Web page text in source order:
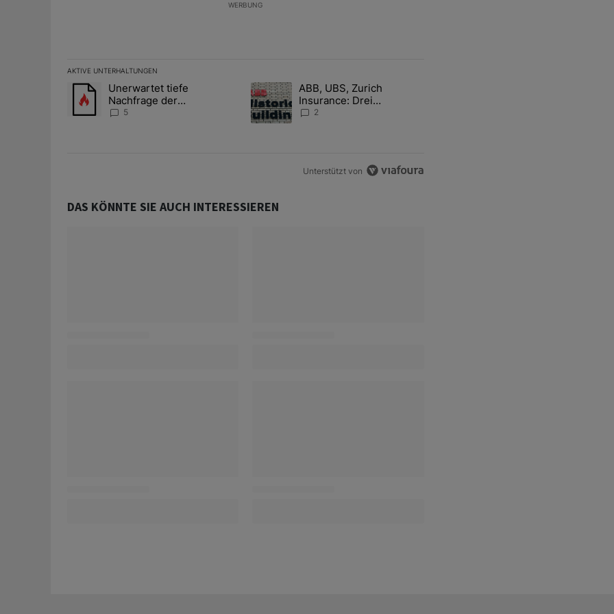
WERBUNG
AKTIVE UNTERHALTUNGEN
Das Folgende ist eine Liste der am meisten kommentierten Artikel der letzten 7 days.
Ein Trendartikel mit dem Titel "Unerwartet tiefe Nachfrage der Zentralbanken könnte Goldpreis weiter belasten" mit 5
Unerwartet tiefe
Nachfrage der
Zentralbanken könnte
5
Ein Trendartikel mit dem Titel "ABB, UBS, Zurich Insurance: Drei Schweizer
ABB, UBS, Zurich
Insurance: Drei
Schweizer Aktien auf der
2
Unterstützt von
DAS KÖNNTE SIE AUCH INTERESSIEREN